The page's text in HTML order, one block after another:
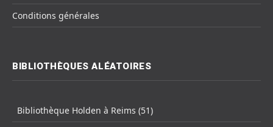
Conditions générales
BIBLIOTHÈQUES ALÉATOIRES
Bibliothèque Holden à Reims (51)